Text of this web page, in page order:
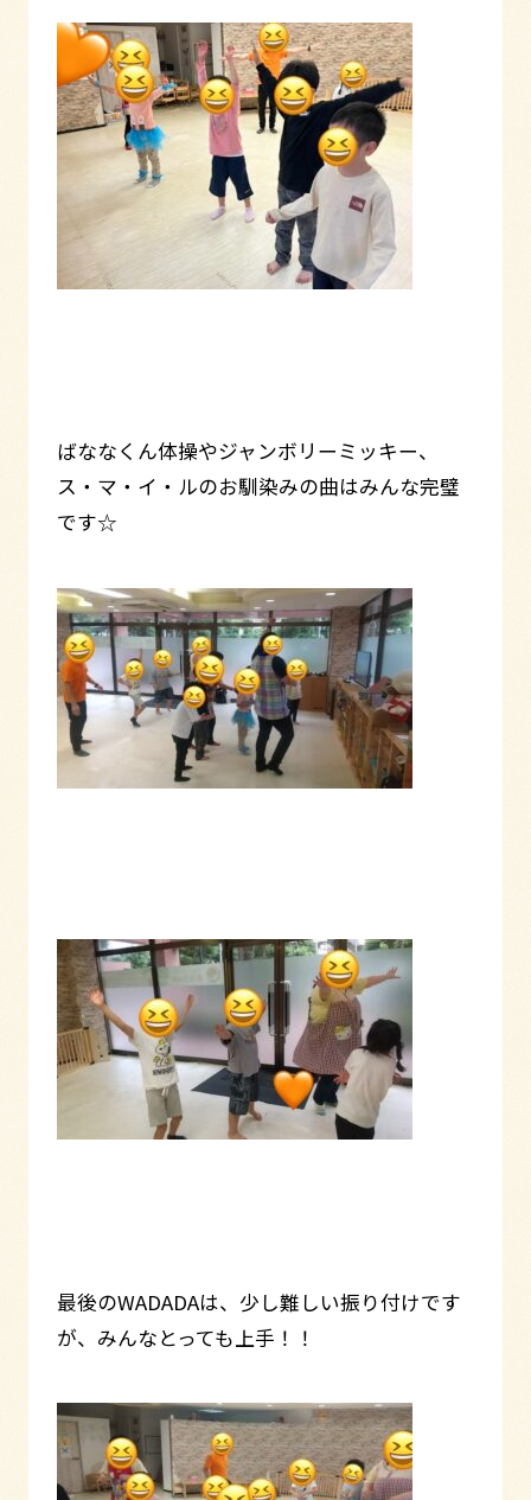
ばななくん体操やジャンボリーミッキー、
ス・マ・イ・ルのお馴染みの曲はみんな完璧
です☆
最後のWADADAは、少し難しい振り付けです
が、みんなとっても上手！！